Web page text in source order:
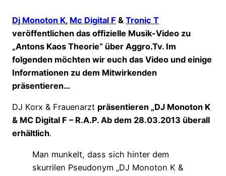
Dj Monoton K, Mc Digital F & Tronic T
veröffentlichen das offizielle Musik-Video zu
„Antons Kaos Theorie“ über Aggro.Tv. Im
folgenden möchten wir euch das Video und einige
Informationen zu dem Mitwirkenden
präsentieren…
DJ Korx & Frauenarzt präsentieren „DJ Monoton K
& MC Digital F – R.A.P. Ab dem 28.03.2013 überall
erhältlich.
Man munkelt, dass sich hinter dem
skurrilen Pseudonym „DJ Monoton K &